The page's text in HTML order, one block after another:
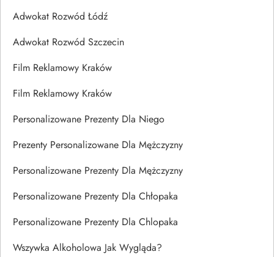
Adwokat Rozwód Łódź
Adwokat Rozwód Szczecin
Film Reklamowy Kraków
Film Reklamowy Kraków
Personalizowane Prezenty Dla Niego
Prezenty Personalizowane Dla Mężczyzny
Personalizowane Prezenty Dla Mężczyzny
Personalizowane Prezenty Dla Chłopaka
Personalizowane Prezenty Dla Chlopaka
Wszywka Alkoholowa Jak Wygląda?